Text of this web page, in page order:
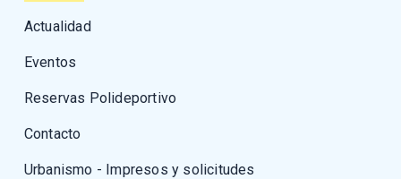
Actualidad
Eventos
Reservas Polideportivo
Contacto
Urbanismo - Impresos y solicitudes